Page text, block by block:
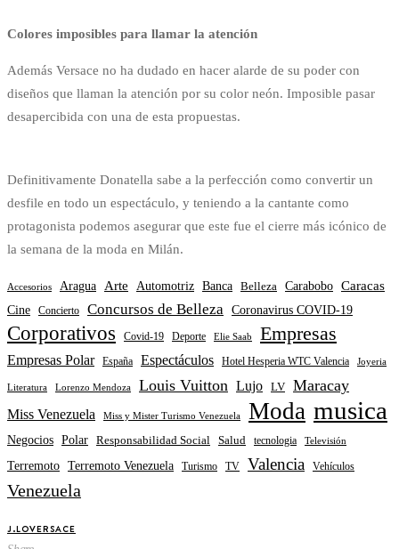
Colores imposibles para llamar la atención
Además Versace no ha dudado en hacer alarde de su poder con
diseños que llaman la atención por su color neón. Imposible pasar
desapercibida con una de esta propuestas.
Definitivamente Donatella sabe a la perfección como convertir un
desfile en todo un espectáculo, y teniendo a la cantante como
protagonista podemos asegurar que este fue el cierre más icónico de
la semana de la moda en Milán.
Accesorios Aragua Arte Automotriz Banca Belleza Carabobo Caracas
Cine Concierto Concursos de Belleza Coronavirus COVID-19
Corporativos Covid-19 Deporte Elie Saab Empresas
Empresas Polar España Espectáculos Hotel Hesperia WTC Valencia Joyeria
Literatura Lorenzo Mendoza Louis Vuitton Lujo LV Maracay
Miss Venezuela Miss y Mister Turismo Venezuela Moda musica
Negocios Polar Responsabilidad Social Salud tecnologia Televisión
Terremoto Terremoto Venezuela Turismo TV Valencia Vehículos
Venezuela
J.LOVERSACE